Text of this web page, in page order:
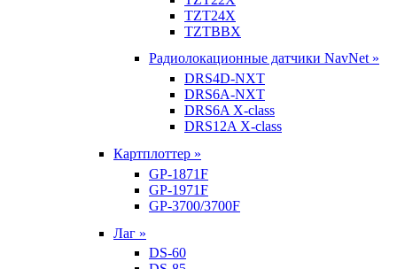
TZT24X
TZTBBX
Радиолокационные датчики NavNet »
DRS4D-NXT
DRS6A-NXT
DRS6A X-class
DRS12A X-class
Картплоттер »
GP-1871F
GP-1971F
GP-3700/3700F
Лаг »
DS-60